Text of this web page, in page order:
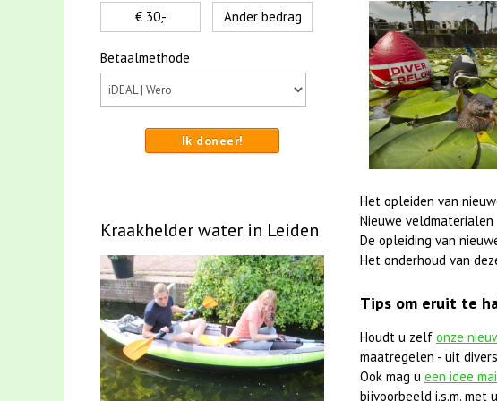
Het opleiden van
Nieuwe veldmaterialen
De opleiding van
Het onderhoud van
Tips om eruit te
Houdt u zelf onze
maatregelen - uit
Ook mag u een idee
bijvoorbeeld i.s.m. met
€ 30,- Ander bedrag
Betaalmethode
Ik doneer!
Kraakhelder water in Leiden